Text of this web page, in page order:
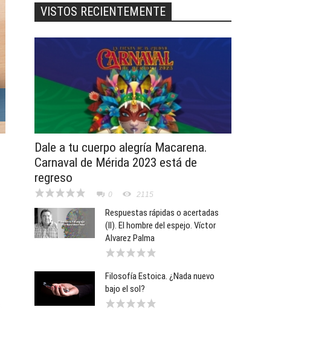
VISTOS RECIENTEMENTE
Dale a tu cuerpo alegría Macarena.
Carnaval de Mérida 2023 está de
regreso
0 2115
Respuestas rápidas o acertadas
(II). El hombre del espejo. Víctor
Alvarez Palma
Filosofía Estoica. ¿Nada nuevo
bajo el sol?